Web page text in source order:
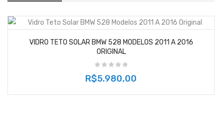
VIDRO TETO SOLAR BMW 528 MODELOS 2011 A 2016
ORIGINAL
R$5.980,00